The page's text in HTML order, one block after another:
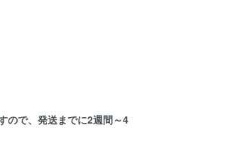
ので、発送までに2週間～4